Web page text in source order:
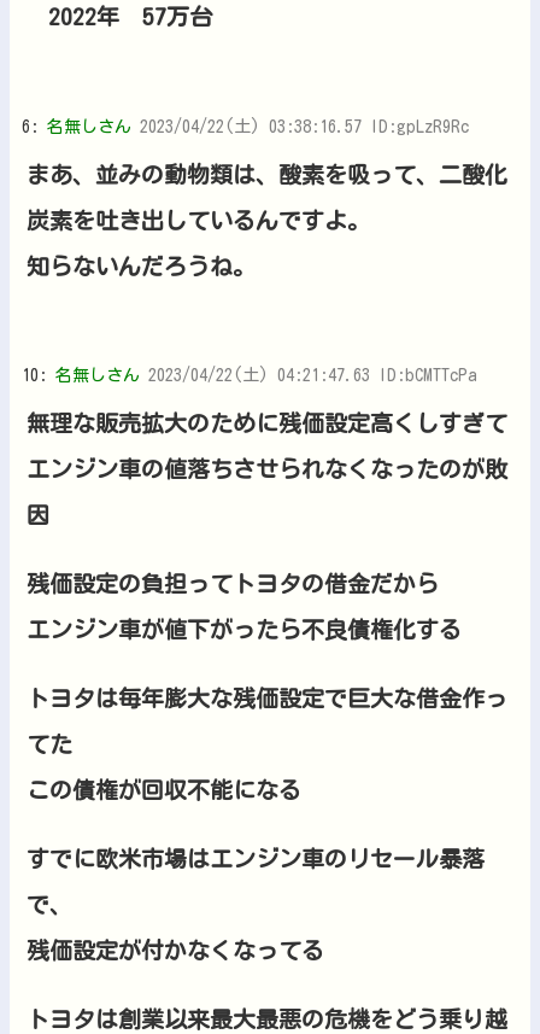
2022年 57万台
6: 名無しさん 2023/04/22(土) 03:38:16.57 ID:gpLzR9Rc
まあ、並みの動物類は、酸素を吸って、二酸化
炭素を吐き出しているんですよ。
知らないんだろうね。
10: 名無しさん 2023/04/22(土) 04:21:47.63 ID:bCMTTcPa
無理な販売拡大のために残価設定高くしすぎて
エンジン車の値落ちさせられなくなったのが敗
因
残価設定の負担ってトヨタの借金だから
エンジン車が値下がったら不良債権化する
トヨタは毎年膨大な残価設定で巨大な借金作っ
てた
この債権が回収不能になる
すでに欧米市場はエンジン車のリセール暴落
で、
残価設定が付かなくなってる
トヨタは創業以来最大最悪の危機をどう乗り越